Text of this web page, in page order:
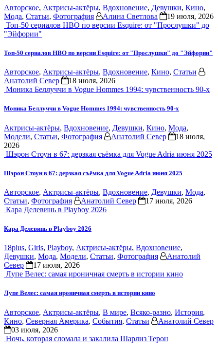
Авторское, Актрисы-актёры, Вдохновение, Девушки, Кино,
Мода, Статьи, Фотография Алина Светлова
19 июля, 2026
Топ-50 сериалов HBO по версии Esquire: от "Прослушки" до
"Эйфории"
Топ-50 сериалов HBO по версии Esquire: от "Прослушки" до "Эйфории"
Авторское, Актрисы-актёры, Вдохновение, Кино, Статьи
Анатолий Север
18 июля, 2026
Моника Беллуччи в Vogue Hommes 1994: чувственность 90-х
Моника Беллуччи в Vogue Hommes 1994: чувственность 90-х
Актрисы-актёры, Вдохновение, Девушки, Кино, Мода,
Модели, Статьи, Фотография Анатолий Север
18 июля,
2026
Шэрон Стоун в 67: дерзкая съёмка для Vogue Adria июня 2025
Шэрон Стоун в 67: дерзкая съёмка для Vogue Adria июня 2025
Авторское, Актрисы-актёры, Вдохновение, Девушки, Мода,
Статьи, Фотография Анатолий Север
17 июля, 2026
Кара Делевинь в Playboy 2026
Кара Делевинь в Playboy 2026
18plus, Girls, Playboy, Актрисы-актёры, Вдохновение,
Девушки, Мода, Модели, Статьи, Фотография
Анатолий
Север
17 июля, 2026
Лупе Велес: самая ироничная смерть в истории кино
Лупе Велес: самая ироничная смерть в истории кино
Авторское, Актрисы-актёры, В мире, Всяко-разно, История,
Кино, Северная Америка, События, Статьи
Анатолий Север
03 июля, 2026
Ночь, которая сломала и закалила Шарлиз Терон